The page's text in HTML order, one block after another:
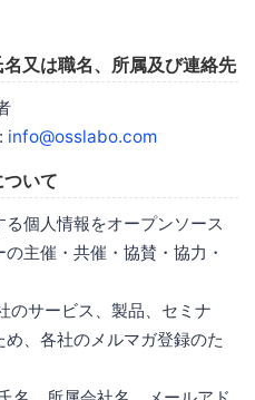
又は職名、所属及び連絡先
info@osslabo.com
いて
個人情報をオープンソース
主催・共催・協賛・協力・
のサービス、製品、セミナ
、各社のメルマガ登録のた